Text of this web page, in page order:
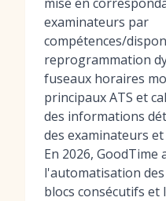
examinateurs par
compétences/
reprogrammation
fuseaux horaires
principaux ATS et
des informations
des examinateurs
En 2026, GoodTime
l'automatisation
blocs consécutifs et